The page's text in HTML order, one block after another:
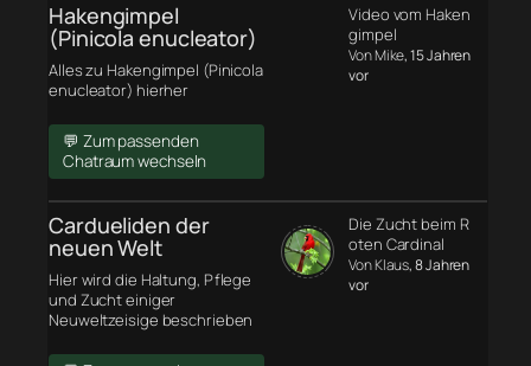
Hakengimpel
(Pinicola enucleator)
Alles zu Hakengimpel (Pinicola
enucleator) hierher
💬 Zum passenden
Chatraum wechseln
Video vom Haken
gimpel
Von Mike, 15 Jahren
vor
Cardueliden der
neuen Welt
Hier wird die Haltung, Pflege
und Zucht einiger
Neuweltzeisige beschrieben
Die Zucht beim R
oten Cardinal
Von Klaus, 8 Jahren
vor